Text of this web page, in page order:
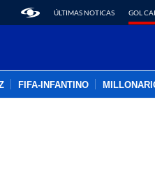
ÚLTIMAS NOTICAS GOL
FIFA-INFANTINO